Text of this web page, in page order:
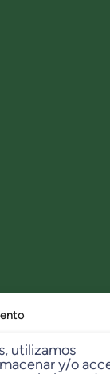
utilizamos
y/o